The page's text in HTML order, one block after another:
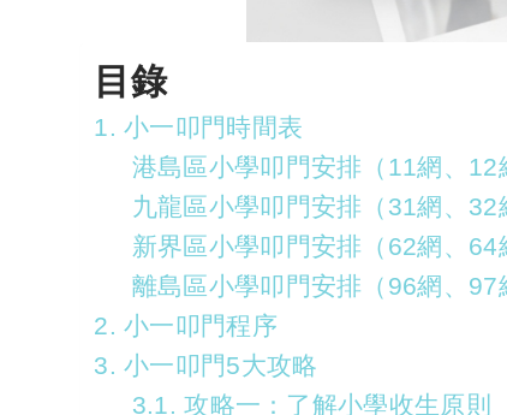
目錄
1. 小一叩門時間表
港島區小學叩門安排（11網、12
九龍區小學叩門安排（31網、
新界區小學叩門安排（62網、
離島區小學叩門安排（96網、97
2. 小一叩門程序
3. 小一叩門5大攻略
3.1. 攻略一：了解小學收生原則